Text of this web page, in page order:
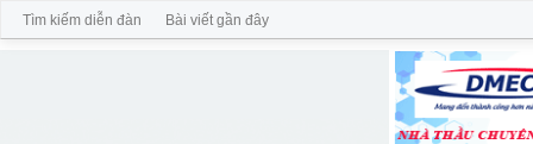
Tìm kiếm diễn đàn Bài viết gần đây